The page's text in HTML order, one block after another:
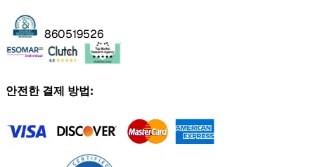
860519526
안전한 결제 방법: